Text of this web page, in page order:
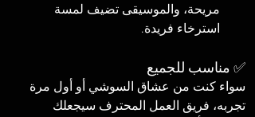
مريحة، والموسيقى تضيف لمسة
استرخاء فريدة.
✅ مناسب للجميع
سواء كنت من عشاق السوشي أو أول مرة
تجربه، فريق العمل المحترف سيجعلك